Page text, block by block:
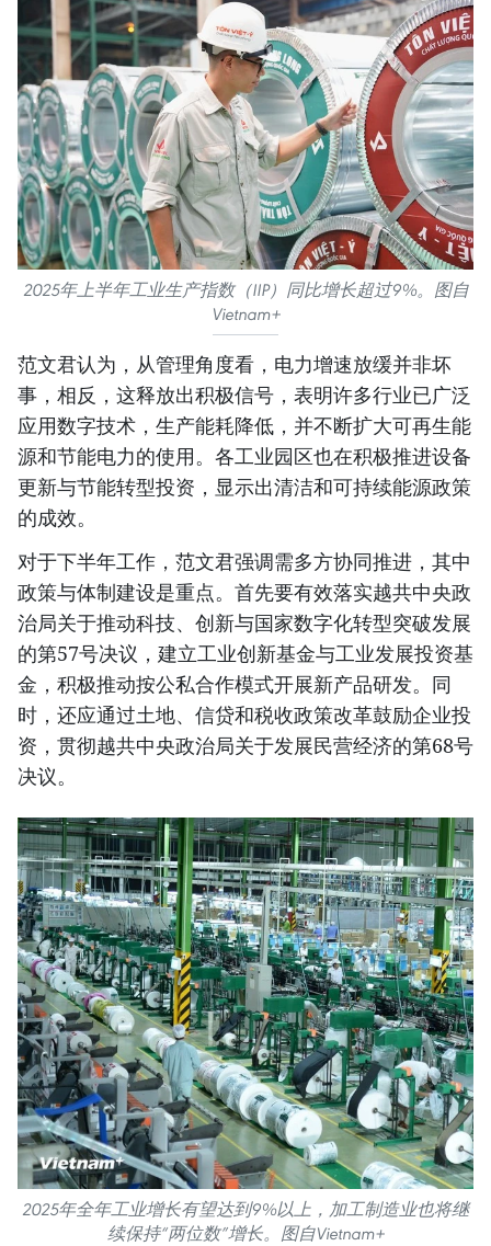
2025年上半年工业生产指数（IIP）同比增长超过9%。图自
Vietnam+
范文君认为，从管理角度看，电力增速放缓并非坏
事，相反，这释放出积极信号，表明许多行业已广泛
应用数字技术，生产能耗降低，并不断扩大可再生能
源和节能电力的使用。各工业园区也在积极推进设备
更新与节能转型投资，显示出清洁和可持续能源政策
的成效。
对于下半年工作，范文君强调需多方协同推进，其中
政策与体制建设是重点。首先要有效落实越共中央政
治局关于推动科技、创新与国家数字化转型突破发展
的第57号决议，建立工业创新基金与工业发展投资基
金，积极推动按公私合作模式开展新产品研发。同
时，还应通过土地、信贷和税收政策改革鼓励企业投
资，贯彻越共中央政治局关于发展民营经济的第68号
决议。
2025年全年工业增长有望达到9%以上，加工制造业也将继
续保持“两位数”增长。图自Vietnam+